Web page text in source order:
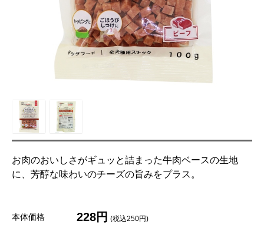
お肉のおいしさがギュッと詰まった牛肉ベースの生地
に、芳醇な味わいのチーズの旨みをプラス。
本体価格 228円 (税込250円)